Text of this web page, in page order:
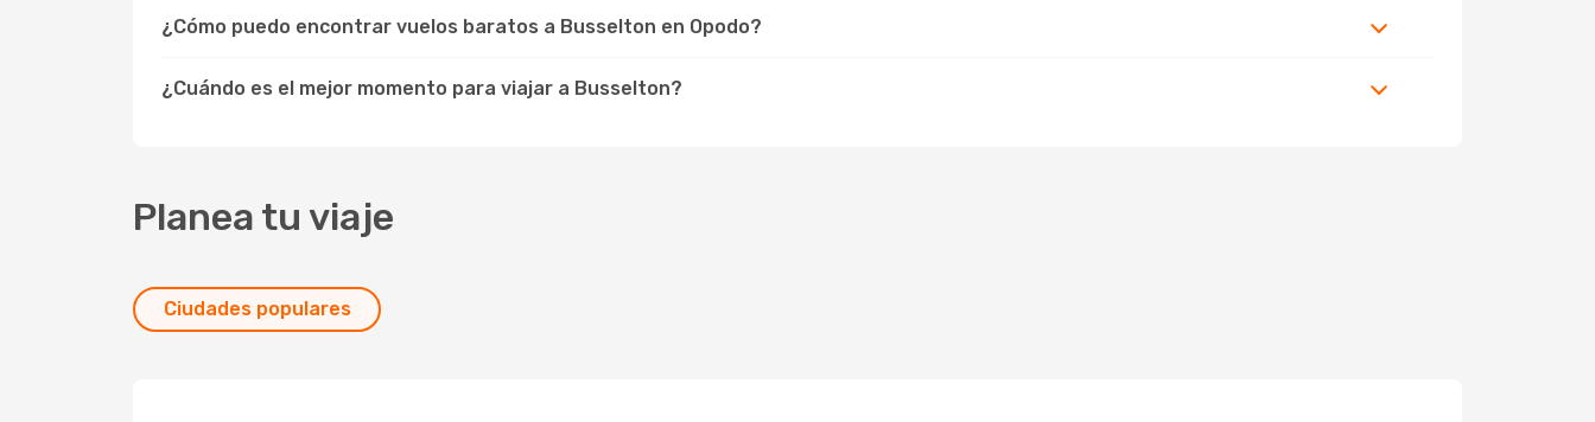
¿Cómo puedo encontrar vuelos baratos a Busselton en Opodo?
¿Cuándo es el mejor momento para viajar a Busselton?
Planea tu viaje
Ciudades populares